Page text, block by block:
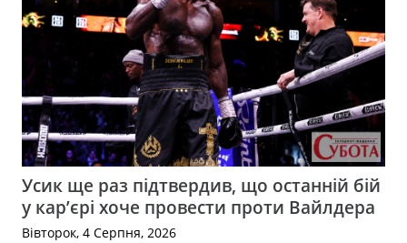
Усик ще раз підтвердив, що останній бій
у кар’єрі хоче провести проти Вайлдера
Вівторок, 4 Серпня, 2026